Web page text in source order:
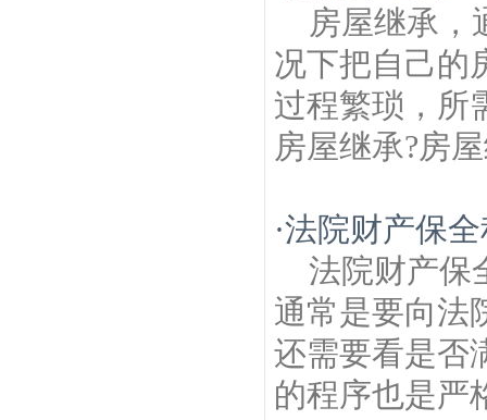
房屋继承，
况下把自己的
过程繁琐，所
房屋继承?房
·法院财产保
法院财产保
通常是要向法
还需要看是否
的程序也是严